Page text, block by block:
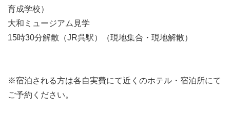
育成学校）
大和ミュージアム見学
15時30分解散（JR呉駅）（現地集合・現地解散）
※宿泊される方は各自実費にて近くのホテル・宿泊所にて
ご予約ください。